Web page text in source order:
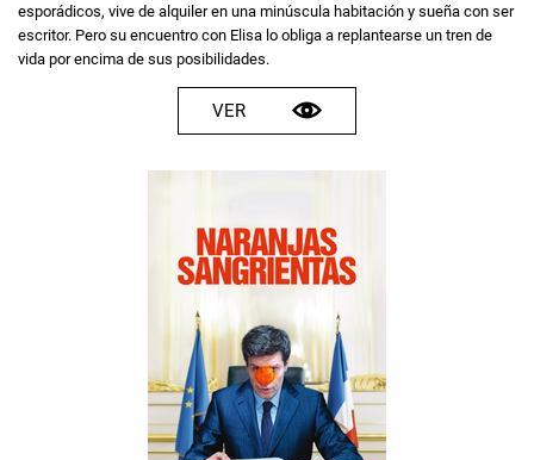
esporádicos, vive de alquiler en una minúscula habitación y sueña con ser
escritor. Pero su encuentro con Elisa lo obliga a replantearse un tren de
vida por encima de sus posibilidades.
VER